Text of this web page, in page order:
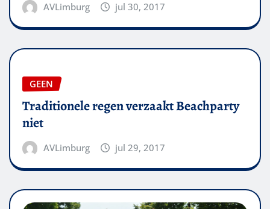
AVLimburg jul 30, 2017
GEEN
Traditionele regen verzaakt Beachparty
niet
AVLimburg jul 29, 2017